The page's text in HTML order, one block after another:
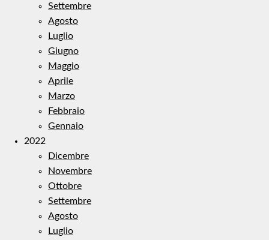
Settembre
Agosto
Luglio
Giugno
Maggio
Aprile
Marzo
Febbraio
Gennaio
2022
Dicembre
Novembre
Ottobre
Settembre
Agosto
Luglio